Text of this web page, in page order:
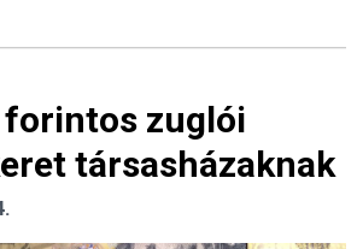
zuglói
társasházaknak